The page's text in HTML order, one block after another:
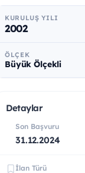
KURULUŞ YILI
2002
ÖLÇEK
Büyük Ölçekli
Detaylar
Son Başvuru
31.12.2024
İlan Türü